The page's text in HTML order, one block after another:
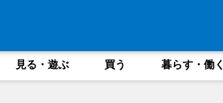
見る・遊ぶ 買う 暮らす・働く